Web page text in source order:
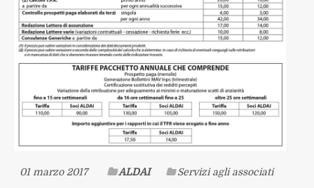
01 marzo 2017 ALDAI Servizi agli associati